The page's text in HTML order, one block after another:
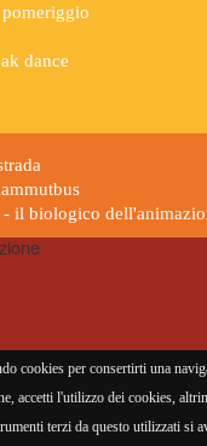
cookies per consertirti una
accetti l'utilizzo dei cookies,
terzi da questo utilizzati si
dance
- il biologico
06239421214 •privacy policy•
visitatore n° 958868